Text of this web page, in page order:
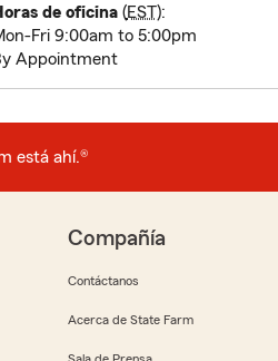
de oficina(EST):
Fri 9:00am to 5:00pm
Appointment
está ahí.®
Compañía
Contáctanos
Acerca de State Farm